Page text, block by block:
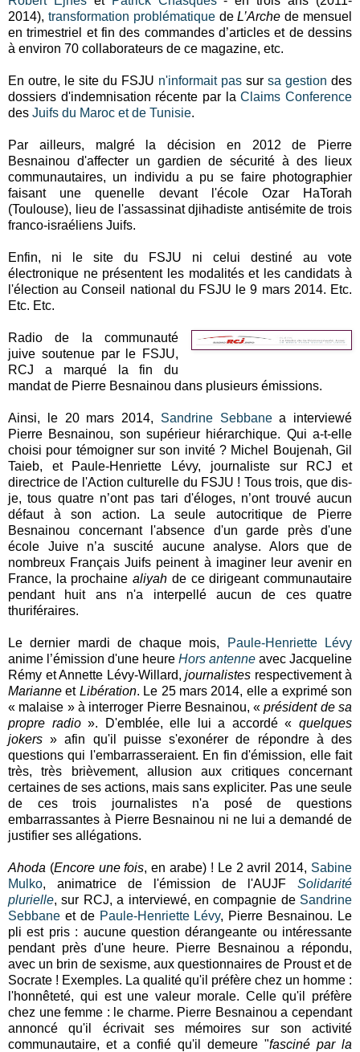
2014), transformation problématiquedeL’Arche de mensuel
en trimestriel et fin des commandes d’articles et de dessins
à environ 70 collaborateurs de ce magazine, etc.
En outre, le site du FSJU n'informait pas sur sa gestion des
dossiers d'indemnisation récente par laClaims Conference
des Juifs du Maroc et de Tunisie.
Par ailleurs, malgré la décision en 2012 de Pierre
Besnainou d'affecter un gardien de sécurité à des lieux
communautaires, un individu a pu se faire photographier
faisant une quenelle devant l'école Ozar HaTorah
(Toulouse), lieu de l'assassinat djihadiste antisémite de trois
franco-israéliens Juifs.
Enfin, ni le site du FSJU ni celui destiné au vote
électronique ne présentent les modalités et les candidats à
l'élection au Conseil national du FSJU le 9 mars 2014. Etc.
Etc. Etc.
Radio de la communauté
juive soutenue par le FSJU,
RCJ a marqué la fin du
mandat de Pierre Besnainou dans plusieurs émissions.
Ainsi, le 20 mars 2014, Sandrine Sebbanea interviewé
Pierre Besnainou, son supérieur hiérarchique. Qui a-t-elle
choisi pour témoigner sur son invité ? Michel Boujenah, Gil
Taieb, et Paule-Henriette Lévy, journaliste sur RCJ et
directrice de l'Action culturelle du FSJU ! Tous trois, que dis-
je, tous quatre n’ont pas tari d'éloges, n’ont trouvé aucun
défaut à son action. La seule autocritique de Pierre
Besnainou concernant l'absence d'un garde près d'une
école Juive n’a suscité aucune analyse. Alors que de
nombreux Français Juifs peinent à imaginer leur avenir en
France, la prochainealiyah de ce dirigeant communautaire
pendant huit ans n'a interpellé aucun de ces quatre
thuriféraires.
Le dernier mardi de chaque mois,
Paule-Henriette Lévy
anime l’émission d'une heure Hors antenne avec Jacqueline
Rémy et Annette Lévy-Willard, journalistes respectivement à
Marianne et Libération. Le 25 mars 2014, elle a exprimé son
« malaise » à interroger Pierre Besnainou, «président de sa
propre radio». D'emblée, elle lui a accordé «quelques
jokers » afin qu'il puisse s'exonérer de répondre à des
questions qui l'embarrasseraient. En fin d'émission, elle fait
très, très brièvement, allusion aux critiques concernant
certaines de ses actions, mais sans expliciter. Pas une seule
de ces trois journalistes n'a posé de questions
embarrassantes à Pierre Besnainou ni ne lui a demandé de
justifier ses allégations.
Ahoda (Encore une fois, en arabe) ! Le 2 avril 2014, Sabine
Mulko, animatrice de l'émission de l'AUJF Solidarité
plurielle, sur RCJ, a interviewé, en compagnie de Sandrine
Sebbane et de Paule-Henriette Lévy, Pierre Besnainou. Le
pli est pris : aucune question dérangeante ou intéressante
pendant près d'une heure. Pierre Besnainou a répondu,
avec un brin de sexisme, aux questionnaires de Proust et de
Socrate ! Exemples. La qualité qu'il préfère chez un homme :
l'honnêteté, qui est une valeur morale. Celle qu'il préfère
chez une femme : le charme. Pierre Besnainou a cependant
annoncé qu'il écrivait ses mémoires sur son activité
communautaire, et a confié qu'il demeure "fasciné par la